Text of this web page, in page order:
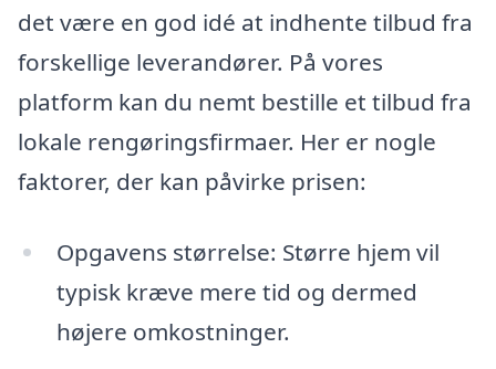
det være en god idé at indhente tilbud fra
forskellige leverandører. På vores
platform kan du nemt bestille et tilbud fra
lokale rengøringsfirmaer. Her er nogle
faktorer, der kan påvirke prisen:
Opgavens størrelse: Større hjem vil
typisk kræve mere tid og dermed
højere omkostninger.